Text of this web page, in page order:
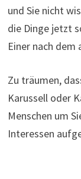
und Sie nicht
die Dinge jetzt
Einer nach dem
Zu träumen,
Karussell oder
Menschen um
Interessen